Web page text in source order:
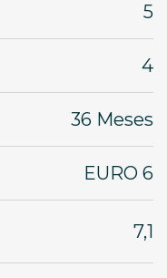
5
4
36 Meses
EURO 6
7,1